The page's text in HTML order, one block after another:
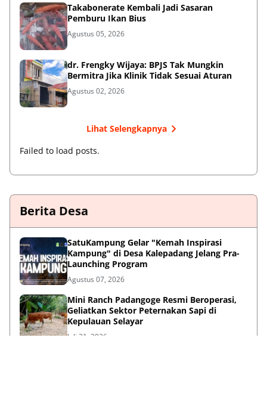
Takabonerate Kembali Jadi Sasaran
Pemburu Ikan Bius
Agustus 05, 2026
dr. Frengky Wijaya: BPJS Tak Mungkin
Bermitra Jika Klinik Tidak Sesuai Aturan
Agustus 02, 2026
Lihat Selengkapnya
Failed to load posts.
Berita Desa
SatuKampung Gelar "Kemah Inspirasi
Kampung" di Desa Kalepadang Jelang Pra-
Launching Program
Agustus 07, 2026
‎Mini Ranch Padangoge Resmi Beroperasi,
Geliatkan Sektor Peternakan Sapi di
Kepulauan Selayar ‎
Juli 31, 2026